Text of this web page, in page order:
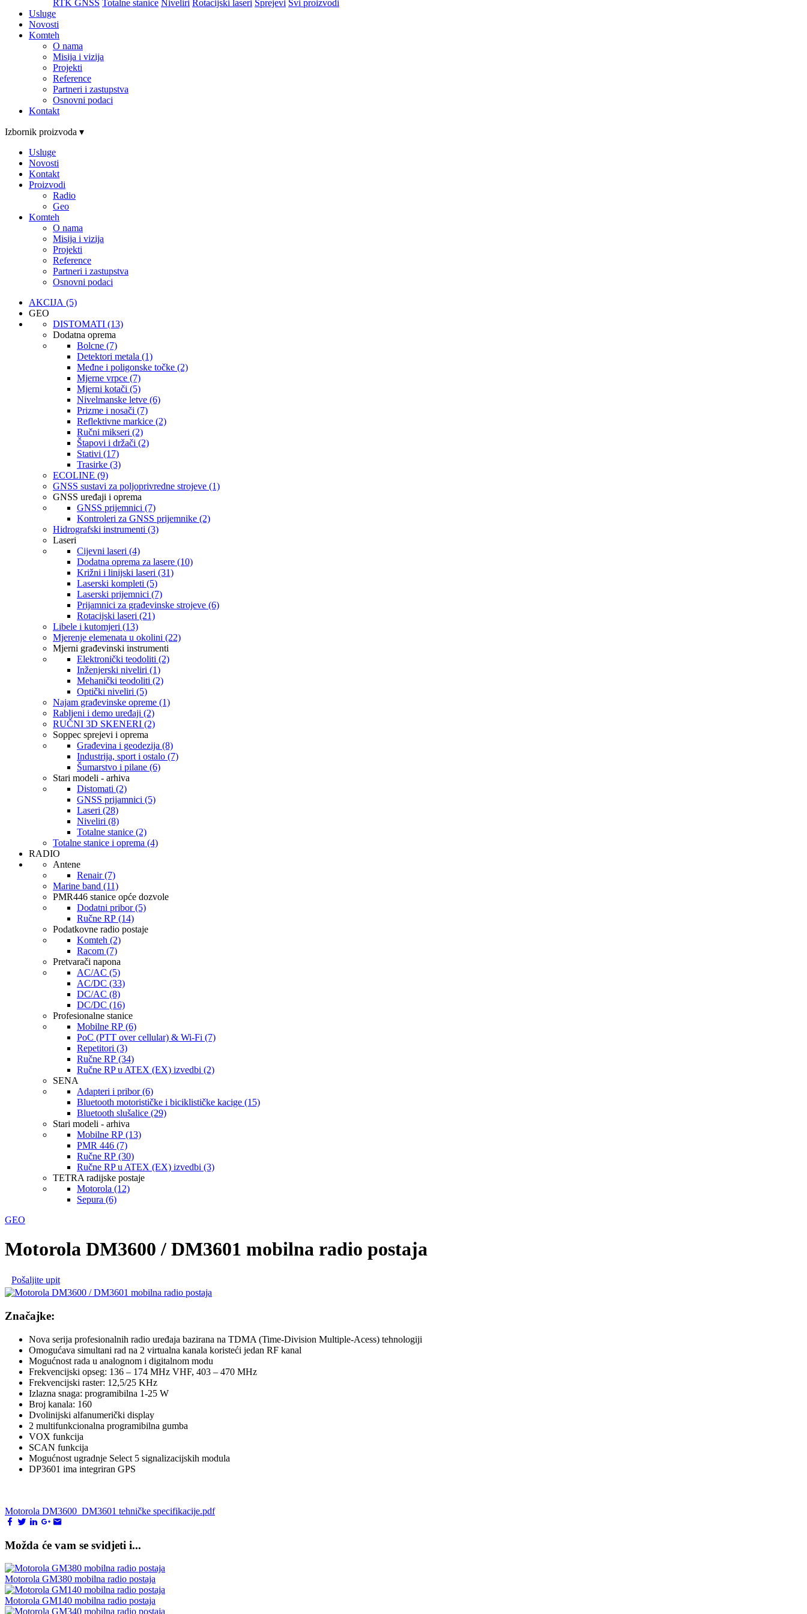
RTK GNSS Totalne stanice Niveliri Rotacijski laseri Sprejevi Svi proizvodi
Usluge
Novosti
Komteh
O nama
Misija i vizija
Projekti
Reference
Partneri i zastupstva
Osnovni podaci
Kontakt
Izbornik proizvoda ▾
Usluge
Novosti
Kontakt
Proizvodi
Radio
Geo
Komteh
O nama
Misija i vizija
Projekti
Reference
Partneri i zastupstva
Osnovni podaci
AKCIJA (5)
GEO
DISTOMATI (13)
Dodatna oprema
Bolcne (7)
Detektori metala (1)
Međne i poligonske točke (2)
Mjerne vrpce (7)
Mjerni kotači (5)
Nivelmanske letve (6)
Prizme i nosači (7)
Reflektivne markice (2)
Ručni mikseri (2)
Štapovi i držači (2)
Stativi (17)
Trasirke (3)
ECOLINE (9)
GNSS sustavi za poljoprivredne strojeve (1)
GNSS uređaji i oprema
GNSS prijemnici (7)
Kontroleri za GNSS prijemnike (2)
Hidrografski instrumenti (3)
Laseri
Cijevni laseri (4)
Dodatna oprema za lasere (10)
Križni i linijski laseri (31)
Laserski kompleti (5)
Laserski prijemnici (7)
Prijamnici za građevinske strojeve (6)
Rotacijski laseri (21)
Libele i kutomjeri (13)
Mjerenje elemenata u okolini (22)
Mjerni građevinski instrumenti
Elektronički teodoliti (2)
Inženjerski niveliri (1)
Mehanički teodoliti (2)
Optički niveliri (5)
Najam građevinske opreme (1)
Rabljeni i demo uređaji (2)
RUČNI 3D SKENERI (2)
Soppec sprejevi i oprema
Građevina i geodezija (8)
Industrija, sport i ostalo (7)
Šumarstvo i pilane (6)
Stari modeli - arhiva
Distomati (2)
GNSS prijamnici (5)
Laseri (28)
Niveliri (8)
Totalne stanice (2)
Totalne stanice i oprema (4)
RADIO
Antene
Renair (7)
Marine band (11)
PMR446 stanice opće dozvole
Dodatni pribor (5)
Ručne RP (14)
Podatkovne radio postaje
Komteh (2)
Racom (7)
Pretvarači napona
AC/AC (5)
AC/DC (33)
DC/AC (8)
DC/DC (16)
Profesionalne stanice
Mobilne RP (6)
PoC (PTT over cellular) & Wi-Fi (7)
Repetitori (3)
Ručne RP (34)
Ručne RP u ATEX (EX) izvedbi (2)
SENA
Adapteri i pribor (6)
Bluetooth motorističke i biciklističke kacige (15)
Bluetooth slušalice (29)
Stari modeli - arhiva
Mobilne RP (13)
PMR 446 (7)
Ručne RP (30)
Ručne RP u ATEX (EX) izvedbi (3)
TETRA radijske postaje
Motorola (12)
Sepura (6)
GEO
Motorola DM3600 / DM3601 mobilna radio postaja
Pošaljite upit
Značajke:
Nova serija profesionalnih radio uređaja bazirana na TDMA (Time-Division Multiple-Acess) tehnologiji
Omogućava simultani rad na 2 virtualna kanala koristeći jedan RF kanal
Mogućnost rada u analognom i digitalnom modu
Frekvencijski opseg: 136 – 174 MHz VHF, 403 – 470 MHz
Frekvencijski raster: 12,5/25 KHz
Izlazna snaga: programibilna 1-25 W
Broj kanala: 160
Dvolinijski alfanumerički display
2 multifunkcionalna programibilna gumba
VOX funkcija
SCAN funkcija
Mogućnost ugradnje Select 5 signalizacijskih modula
DP3601 ima integriran GPS
Motorola DM3600_DM3601 tehničke specifikacije.pdf
Možda će vam se svidjeti i...
Motorola GM380 mobilna radio postaja
Motorola GM140 mobilna radio postaja